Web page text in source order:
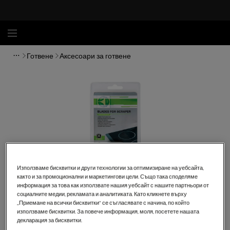
Готвене Аксесоари за готвене
Кликнете, за да увеличите.
Използваме бисквитки и други технологии за оптимизиране на уебсайта,
както и за промоционални и маркетингови цели. Също така споделяме
информация за това как използвате нашия уебсайт с нашите партньори от
социалните медии, рекламата и аналитиката. Като кликнете върху
„Приемане на всички бисквитки“ се съгласявате с начина, по който
използваме бисквитки. За повече информация, моля, посетете нашата
декларация за бисквитки.